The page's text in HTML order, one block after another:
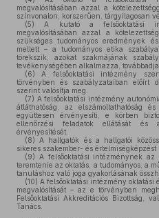
megvalósításában azzal a
színvonalon, korszerűen, tárgyilagosan
(5) A kutató a felsőoktatási
megvalósításában azzal a
szükséges tudományos eredmények
mellett – a tudományos etika
törekszik, azokat szakmájának
tevékenységében alkalmazza, továbbadja.
(6) A felsőoktatási intézmény
törvényben és szabályzataiban előírt
szerint valósítja meg.
(7) A felsőoktatási intézmény
átláthatóság, az elszámoltathatóság
együttesen érvényesíti, e körben
ellenőrzési feladatok ellátását és a
érvényesítését.
(8) A hallgatók és a hallgatói
sikeres szakember- és értelmiségképzést
(9) A felsőoktatási intézménynek az
teremtenie az oktatás, a tudományos, a
tanuláshoz való joga gyakorlásának
(10) A felsőoktatási intézmény oktatási
megvalósítását – az e törvényben
Felsőoktatási Akkreditációs Bizottság,
Tanács.